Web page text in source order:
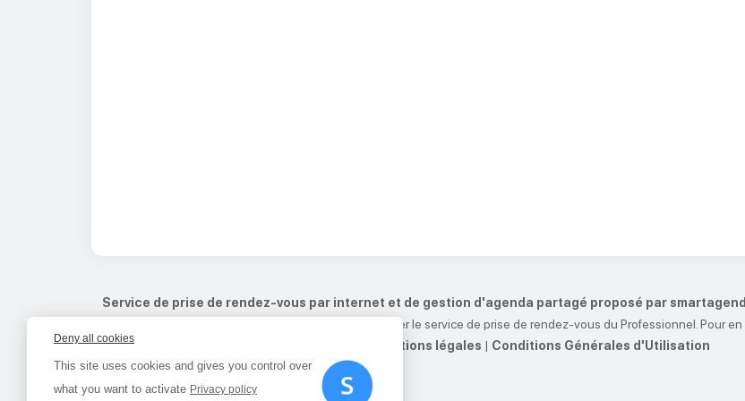
Service de prise de rendez-vous par internet et de gestion d'agenda partagé proposé par
SmartAgenda traite les données recueillies pour assurer le service de prise de rendez-vous du Professionnel. Pour
consultez notre
Mentions légales | Conditions Générales d'Utilisation
This site uses cookies and gives you control over
what you want to activate Privacy policy
Deny all cookies